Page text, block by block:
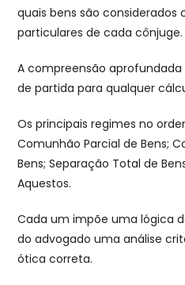
quais bens são considerados
particulares de cada cônjuge.
A compreensão
de partida para qualquer
Os principais regimes no
Comunhão Parcial de Bens;
Bens; Separação Total de
Aquestos.
Cada um impõe uma lógica
do advogado uma análise
ótica correta.